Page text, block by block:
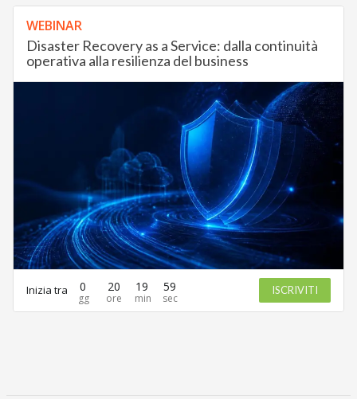
WEBINAR
Disaster Recovery as a Service: dalla continuità
operativa alla resilienza del business
Inizia tra 0 20 19 59 ISCRIVITI